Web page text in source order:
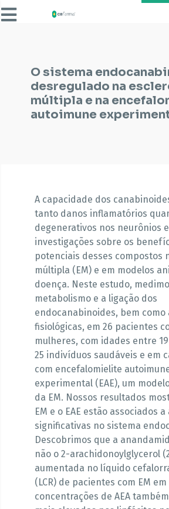
O sistema
desregulado na
múltipla e na
autoimune
A capacidade dos
tanto danos inflamatórios
degenerativos nos neurônios
investigações sobre os
potenciais desses compostos
múltipla (EM) e em modelos
doença. Neste estudo,
metabolismo e a ligação dos
endocanabinoides, bem como
fisiológicas, em 26 pacientes
mulheres, com idades entre
25 indivíduos saudáveis e em
com encefalomielite
experimental (EAE), um
da EM. Nossos resultados
EM e o EAE estão associados
significativas no sistema
Descobrimos que a
não o 2-arachidonoylglycerol
aumentada no líquido
(LCR) de pacientes com EM
concentrações de AEA